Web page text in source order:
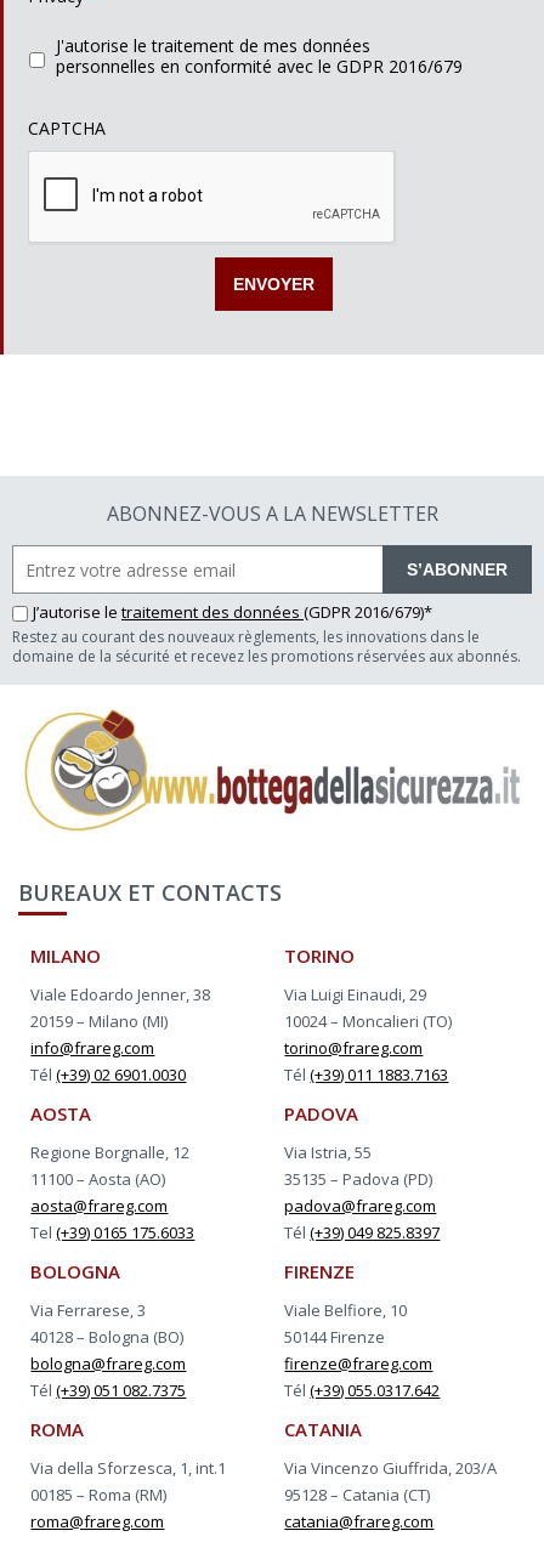
J'autorise le traitement de mes données
personnelles en conformité avec le GDPR 2016/679
CAPTCHA
ABONNEZ-VOUS A LA NEWSLETTER
S’ABONNER
J’autorise le traitement des données (GDPR 2016/679)*
Restez au courant des nouveaux règlements, les innovations dans le
domaine de la sécurité et recevez les promotions réservées aux abonnés.
BUREAUX ET CONTACTS
MILANO
Viale Edoardo Jenner, 38
20159 – Milano (MI)
info@frareg.com
Tél(+39) 02 6901.0030
TORINO
Via Luigi Einaudi, 29
10024 – Moncalieri (TO)
torino@frareg.com
Tél(+39) 011 1883.7163
AOSTA
Regione Borgnalle, 12
11100 – Aosta (AO)
aosta@frareg.com
Tel(+39) 0165 175.6033
PADOVA
Via Istria, 55
35135 – Padova (PD)
padova@frareg.com
Tél(+39) 049 825.8397
BOLOGNA
Via Ferrarese, 3
40128 – Bologna (BO)
bologna@frareg.com
Tél(+39) 051 082.7375
FIRENZE
Viale Belfiore, 10
50144 Firenze
firenze@frareg.com
Tél(+39) 055.0317.642
ROMA
Via della Sforzesca, 1, int.1
00185 – Roma (RM)
roma@frareg.com
CATANIA
Via Vincenzo Giuffrida, 203/A
95128 – Catania (CT)
catania@frareg.com